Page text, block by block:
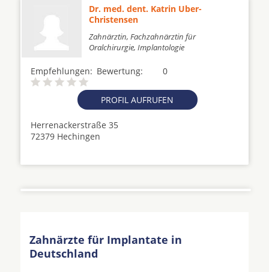
Dr. med. dent. Katrin Uber-
Christensen
Zahnärztin, Fachzahnärztin für
Oralchirurgie, Implantologie
Empfehlungen: 0
Bewertung:
PROFIL AUFRUFEN
Herrenackerstraße 35
72379 Hechingen
Zahnärzte für Implantate in
Deutschland